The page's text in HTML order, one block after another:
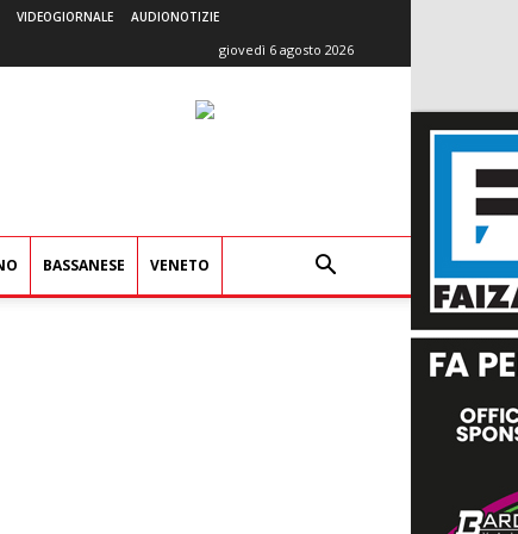
VIDEOGIORNALE AUDIONOTIZIE
giovedì 6 agosto 2026
BASSANESE VENETO